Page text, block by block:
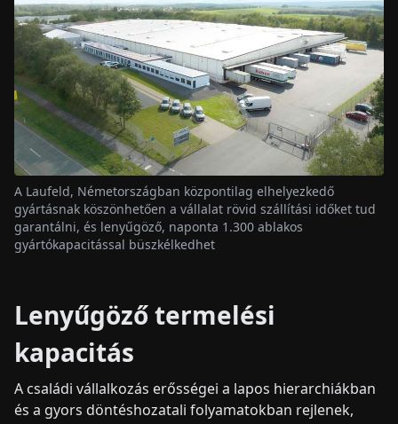
A Laufeld, Németországban központilag elhelyezkedő
gyártásnak köszönhetően a vállalat rövid szállítási időket tud
garantálni, és lenyűgöző, naponta 1.300 ablakos
gyártókapacitással büszkélkedhet
Lenyűgöző termelési
kapacitás
A családi vállalkozás erősségei a lapos hierarchiákban
és a gyors döntéshozatali folyamatokban rejlenek,